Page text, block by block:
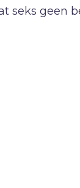
seks geen